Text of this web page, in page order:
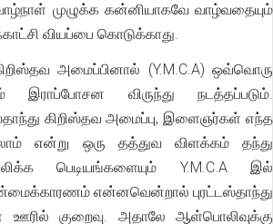
வாழ்நாள் முழுக்க கன்னியாகவே வாழ்வதையும்
வியப்பை கொடுக்காது.
அமைப்பினால் (Y.M.C.A) ஒவ்வொரு
இராப்போசன விருந்து நடத்தப்படும்.
கிறிஸ்தவ அமைப்பு, இளைஞர்கள் எந்த
என்று ஒரு தத்துவ விளக்கம் தந்து
பெடியங்களையும் Y.M.C.A இல்
என்னவென்றால் புரட்டஸ்தாந்து
குறைவு. அதாலே ஆள்பொலிவுக்கு